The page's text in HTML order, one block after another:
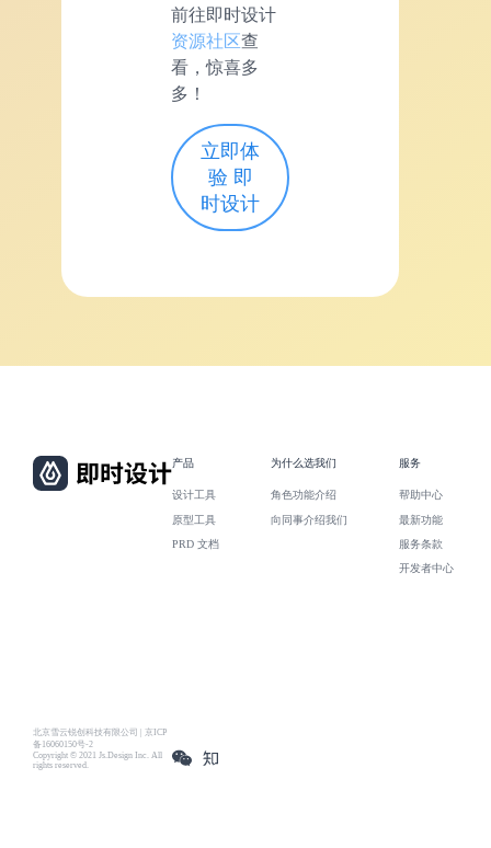
前往即时设计
资源社区查
看，惊喜多
多！
立即体
验 即
时设计
北京雪云锐创科技有限公司 | 京ICP
备16060150号-2
Copyright © 2021 Js.Design Inc. All
rights reserved.
产品
设计工具
原型工具
PRD 文档
为什么选我们
角色功能介绍
向同事介绍我们
服务
帮助中心
最新功能
服务条款
开发者中心